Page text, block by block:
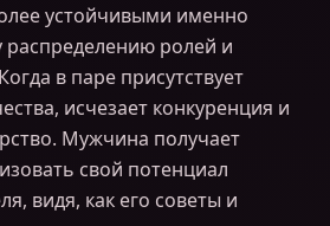
устойчивыми именно
распределению ролей и
в паре присутствует
исчезает конкуренция и
Мужчина получает
свой потенциал
видя, как его советы и